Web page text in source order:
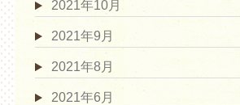
2021年10月
2021年9月
2021年8月
2021年6月